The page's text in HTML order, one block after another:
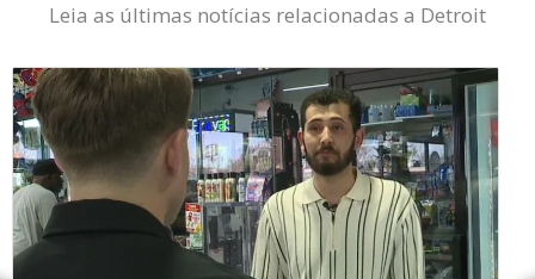
Leia as últimas notícias relacionadas a Detroit